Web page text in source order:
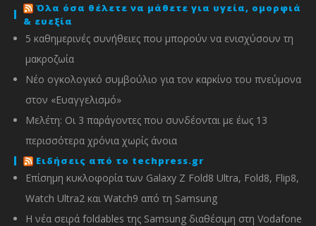
Όλα όσα θέλετε να μάθετε για υγεία, ομορφιά
& ευεξία
5 καθημερινές συνήθειες που μπορούν να ενισχύσουν τη
μακροζωία
Νέο ογκολογικό συμβούλιο για τον καρκίνο του πνεύμονα
στον «Ευαγγελισμό»
Μελέτη: Οι 3 παράγοντες που συνδέονται με έως 13
περισσότερα χρόνια χωρίς άνοια
Ειδήσεις από το techpress.gr
Επίσημη κυκλοφορία των Galaxy Z Fold8 Ultra, Fold8, Flip8,
Watch Ultra2 και Watch9 από τη Samsung
Η νέα σειρά foldables της Samsung διαθέσιμη στη Vodafone